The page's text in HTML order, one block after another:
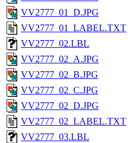
VV2777_01_D.JPG
VV2777_01_LABEL.TXT
VV2777_02.LBL
VV2777_02_A.JPG
VV2777_02_B.JPG
VV2777_02_C.JPG
VV2777_02_D.JPG
VV2777_02_LABEL.TXT
VV2777_03.LBL